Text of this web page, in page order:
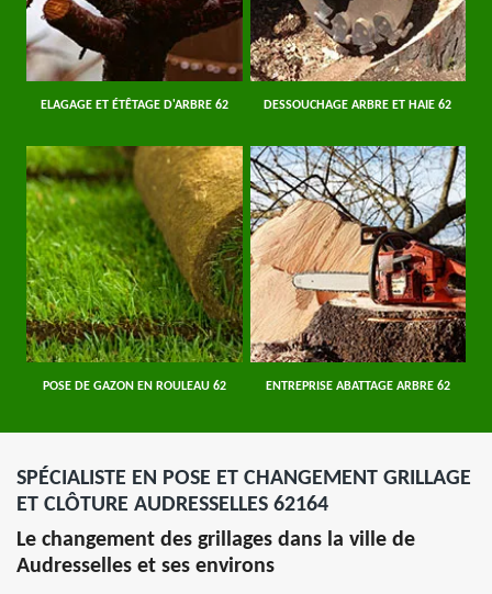
ELAGAGE ET ÉTÊTAGE D'ARBRE 62 DESSOUCHAGE ARBRE ET HAIE 62
POSE DE GAZON EN ROULEAU 62 ENTREPRISE ABATTAGE ARBRE 62
SPÉCIALISTE EN POSE ET CHANGEMENT GRILLAGE
ET CLÔTURE AUDRESSELLES 62164
Le changement des grillages dans la ville de
Audresselles et ses environs